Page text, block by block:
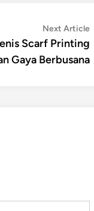
Next Article
Scarf Printing
Gaya Berbusana